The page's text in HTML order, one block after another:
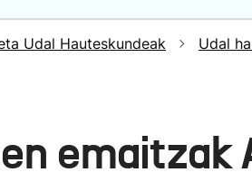
Udal Hauteskundeak Udal